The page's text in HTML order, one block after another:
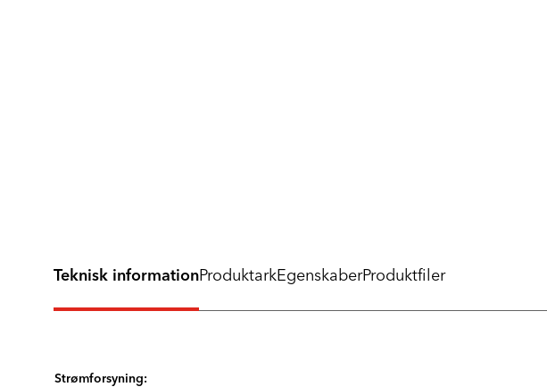
Teknisk information
Strømforsyning:
ProduktarkEgenskaberProduktfiler